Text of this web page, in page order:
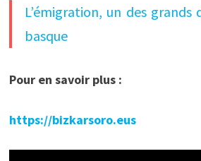
L’émigration, un des
basque
Pour en savoir plus :
https://bizkarsoro.eus